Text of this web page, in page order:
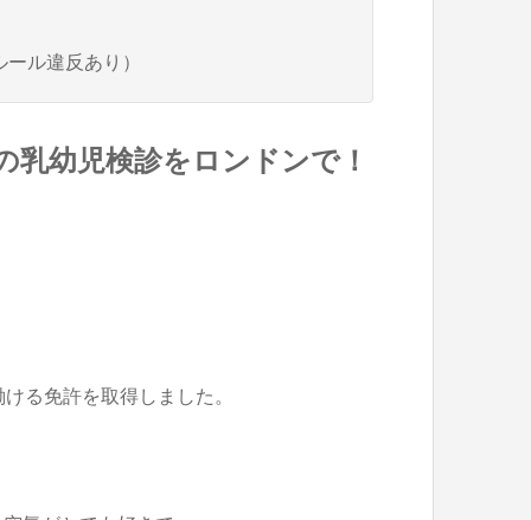
ル違反あり）
幼児検診をロンドンで！
る免許を取得しました。